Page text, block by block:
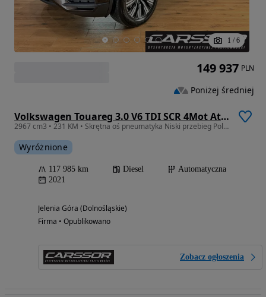
1 / 6
Volkswagen Touareg 3.0 V6 TDI SCR 4Mot Atmosphere
2967 cm3 • 231 KM • Skrętna oś pneumatyka Niski przebieg Polski Salon bezwypadkowy FV23%
Wyróżnione
117 985 km Diesel
Automatyczna
2021
Jelenia Góra (Dolnośląskie)
Firma • Opublikowano
Zobacz ogłoszenia
149 937 PLN
Poniżej średniej